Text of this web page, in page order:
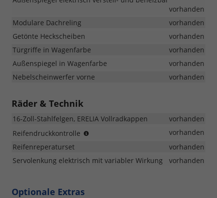
vorhanden
Modulare Dachreling
vorhanden
Getönte Heckscheiben
vorhanden
Türgriffe in Wagenfarbe
vorhanden
Außenspiegel in Wagenfarbe
vorhanden
Nebelscheinwerfer vorne
vorhanden
Räder & Technik
16-Zoll-Stahlfelgen, ERELIA Vollradkappen
vorhanden
Reifendruckkontrolle
vorhanden
Reifenreperaturset
vorhanden
Servolenkung elektrisch mit variabler Wirkung
vorhanden
Optionale Extras